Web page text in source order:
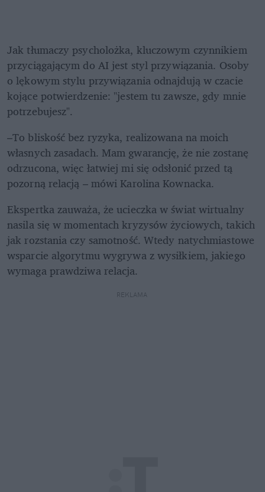
Jak tłumaczy psycholożka, kluczowym czynnikiem
przyciągającym do AI jest styl przywiązania. Osoby
o lękowym stylu przywiązania odnajdują w czacie
kojące potwierdzenie: "jestem tu zawsze, gdy mnie
potrzebujesz".
–To bliskość bez ryzyka, realizowana na moich
własnych zasadach. Mam gwarancję, że nie zostanę
odrzucona, więc łatwiej mi się odsłonić przed tą
pozorną relacją – mówi Karolina Kownacka.
Ekspertka zauważa, że ucieczka w świat wirtualny
nasila się w momentach kryzysów życiowych, takich
jak rozstania czy samotność. Wtedy natychmiastowe
wsparcie algorytmu wygrywa z wysiłkiem, jakiego
wymaga prawdziwa relacja.
REKLAMA